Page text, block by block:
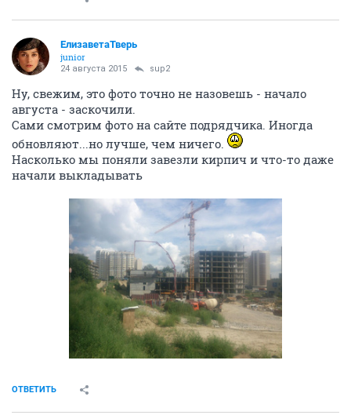
ЕлизаветаТверь
junior
24 августа 2015 sup2
Ну, свежим, это фото точно не назовешь - начало
августа - заскочили.
Сами смотрим фото на сайте подрядчика. Иногда
обновляют...но лучше, чем ничего.
Насколько мы поняли завезли кирпич и что-то даже
начали выкладывать
ОТВЕТИТЬ